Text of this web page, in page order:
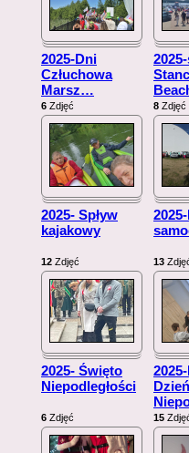
2025-Dni
Człuchowa
Marsz…
6 Zdjęć 8 Zdjęć
2025- Spływ
kajakowy
12 Zdjęć 13
2025- Święto
Niepodległości
6 Zdjęć
Dzień
15